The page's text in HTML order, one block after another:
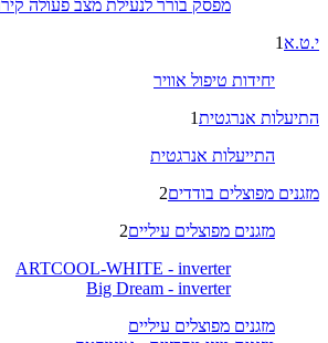
מפסק בורר לנעילת מצב פעולה
י.ט.א 1
יחידות טיפול אוויר
התיעלות אנרגטית1
התייעלות אנרגטית
מזגנים מפוצלים בודדים2
מזגנים מפוצלים עיליים2
ARTCOOL-WHITE - inverter
Big Dream - inverter
מזגנים מפוצלים עיליים